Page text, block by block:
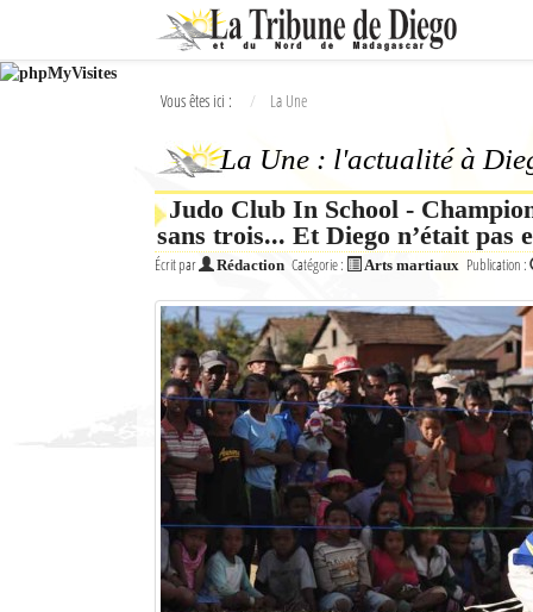
Ok
L'actualité à Diego Suarez
Vous êtes ici : La Une
La Une : l'actualité à
Judo Club In School -
sans trois... Et Diego n’était pas
Écrit par Rédaction Catégorie : Arts martiaux Publication :